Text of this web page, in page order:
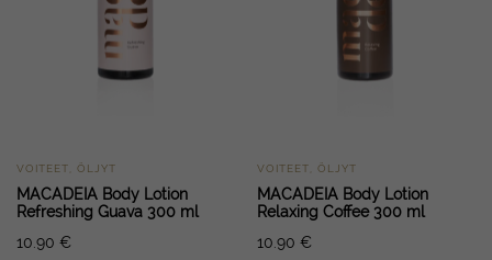
VOITEET, ÖLJYT
MACADEIA Body Lotion
Refreshing Guava 300 ml
10.90 €
VOITEET, ÖLJYT
MACADEIA Body Lotion
Relaxing Coffee 300 ml
10.90 €